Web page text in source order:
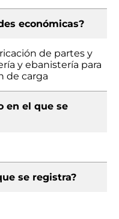
económicas?
de partes y
y ebanistería para
de carga
en el que se
se registra?